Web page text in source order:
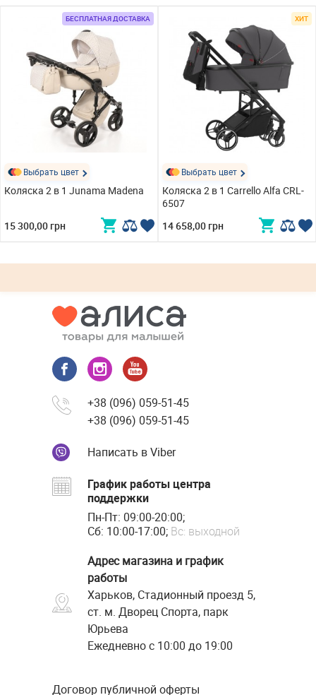
БЕСПЛАТНАЯ ДОСТАВКА
Выбрать цвет
Коляска 2 в 1 Junama Madena
15 300,00 грн
ХИТ
Выбрать цвет
Коляска 2 в 1 Carrello Alfa CRL-
6507
14 658,00 грн
+38 (096) 059-51-45
+38 (096) 059-51-45
Написать в Viber
График работы центра
поддержки
Пн-Пт: 09:00-20:00;
Сб: 10:00-17:00; Вс: выходной
Адрес магазина и график
работы
Харьков, Стадионный проезд 5,
ст. м. Дворец Спорта, парк
Юрьева
Ежедневно с 10:00 до 19:00
Договор публичной оферты